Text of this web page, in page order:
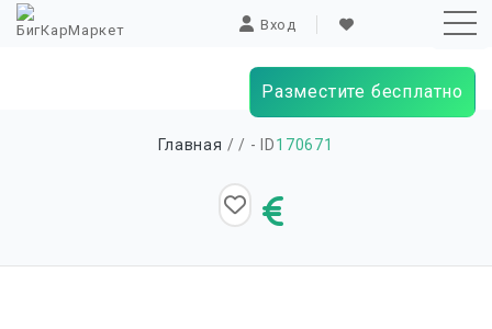
Вход
Разместите бесплатно
Главная / / - ID170671